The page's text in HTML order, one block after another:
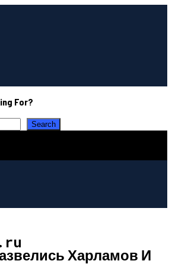
For?
Харламов И